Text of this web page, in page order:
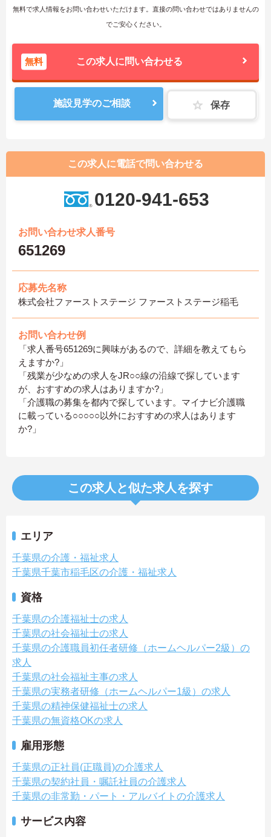
無料で求人情報をお問い合わせいただけます。直接の問い合わせではありませんの
でご安心ください。
無料 この求人に問い合わせる
施設見学のご相談 保存
この求人に電話で問い合わせる
0120-941-653
お問い合わせ求人番号
651269
応募先名称
株式会社ファーストステージ ファーストステージ稲毛
お問い合わせ例
「求人番号651269に興味があるので、詳細を教えてもら
えますか?」
「残業が少なめの求人をJR○○線の沿線で探しています
が、おすすめの求人はありますか?」
「介護職の募集を都内で探しています。マイナビ介護職
に載っている○○○○○以外におすすめの求人はあります
か?」
この求人と似た求人を探す
エリア
千葉県の介護・福祉求人
千葉県千葉市稲毛区の介護・福祉求人
資格
千葉県の介護福祉士の求人
千葉県の社会福祉士の求人
千葉県の介護職員初任者研修（ホームヘルパー2級）の
求人
千葉県の社会福祉主事の求人
千葉県の実務者研修（ホームヘルパー1級）の求人
千葉県の精神保健福祉士の求人
千葉県の無資格OKの求人
雇用形態
千葉県の正社員(正職員)の介護求人
千葉県の契約社員・嘱託社員の介護求人
千葉県の非常勤・パート・アルバイトの介護求人
サービス内容